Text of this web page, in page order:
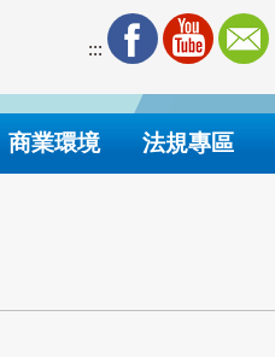
:::
商業環境 法規專區